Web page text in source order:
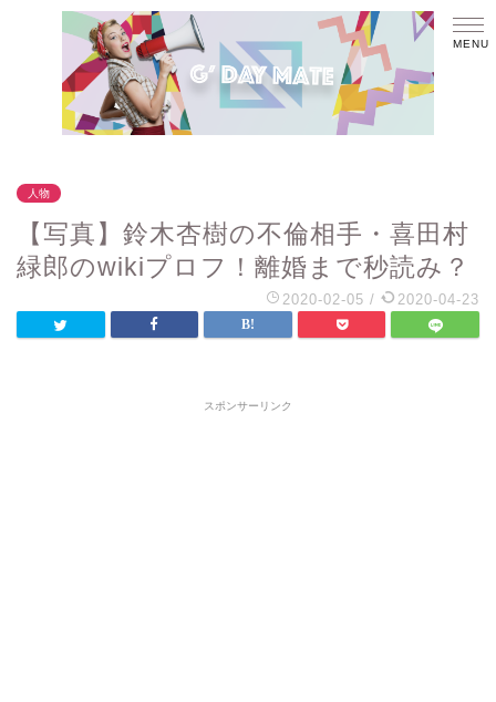
人物
【写真】鈴木杏樹の不倫相手・喜田村
緑郎のwikiプロフ！離婚まで秒読み？
2020-02-05 / 2020-04-23
スポンサーリンク